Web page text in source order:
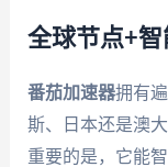
全球节点+
番茄加速器拥有
斯、日本还是澳
重要的是，它能